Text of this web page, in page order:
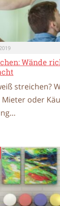
Wände
streichen?
Mieter oder